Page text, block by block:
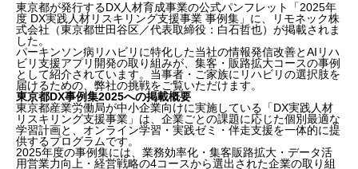
東京都が発行するDX人材育成事業の公式パンフレット「2025年
度 DX実践人材リスキリング支援事業 事例集」に、リモネック株
式会社（東京都世田谷区／代表取締役：白石哲也）が掲載されま
した。
パーキンソン病リハビリに特化した当社の情報発信改善とAIリハ
ビリ支援アプリ開発の取り組みが、集客・販路拡大コースの事例
として紹介されています。当事者・ご家族にリハビリの選択肢を
届けるための、弊社の挑戦をご覧いただけます。
東京都DX事例集2025への掲載概要
東京都産業労働局が中小企業向けに実施している「DX実践人材
リスキリング支援事業」は、企業ごとの課題に応じた個別最適な
学習計画と、オンライン学習・実践ゼミ・伴走支援を一体的に提
供するプログラムです。
2025年度の事例集には、業務効率化・集客販路拡大・データ活
用営業力向上・経営戦略の4コースから選出された企業の取り組